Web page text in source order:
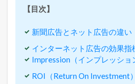
1.2
O
S
と
（
【目次】
新聞広告とネット広告の違い
インターネット広告の効果指
Impression（インプレッショ
ROI（Return On Investment）